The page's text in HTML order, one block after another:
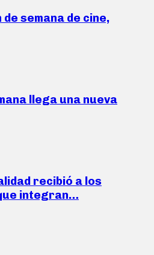
de semana de cine,
llega una nueva
recibió a los
integran…